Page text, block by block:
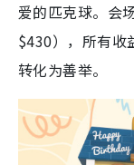
爱的匹克球。会
$430），所有收
转化为善举。